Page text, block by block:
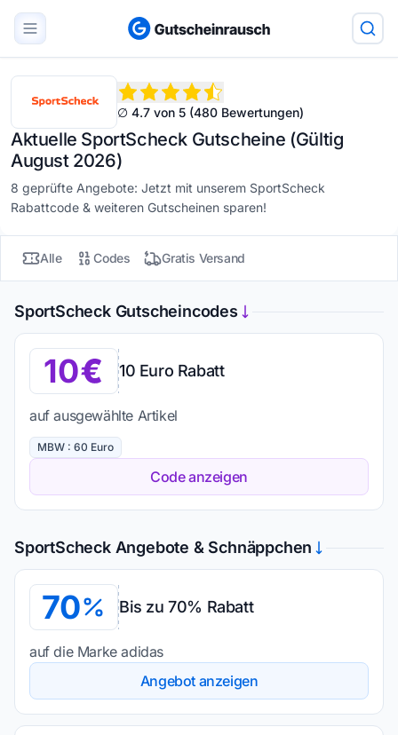
∅ 4.7 von 5 (480 Bewertungen)
Aktuelle SportScheck Gutscheine (Gültig
August 2026)
8 geprüfte Angebote: Jetzt mit unserem SportScheck
Rabattcode & weiteren Gutscheinen sparen!
Alle Codes Gratis Versand
SportScheck Gutscheincodes
10 10 Euro Rabatt
auf ausgewählte Artikel
MBW : 60 Euro
Code anzeigen
SportScheck Angebote & Schnäppchen
70 Bis zu 70% Rabatt
auf die Marke adidas
Angebot anzeigen